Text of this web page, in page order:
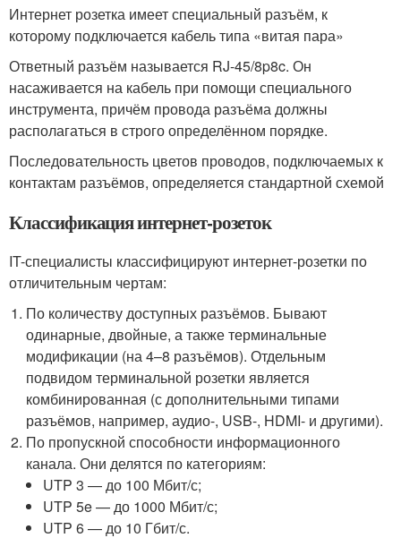
Интернет розетка имеет специальный разъём, к
которому подключается кабель типа «витая пара»
Ответный разъём называется RJ-45/8p8c. Он
насаживается на кабель при помощи специального
инструмента, причём провода разъёма должны
располагаться в строго определённом порядке.
Последовательность цветов проводов, подключаемых к
контактам разъёмов, определяется стандартной схемой
Классификация интернет-розеток
IT-специалисты классифицируют интернет-розетки по
отличительным чертам:
По количеству доступных разъёмов. Бывают
одинарные, двойные, а также терминальные
модификации (на 4–8 разъёмов). Отдельным
подвидом терминальной розетки является
комбинированная (с дополнительными типами
разъёмов, например, аудио-, USB-, HDMI- и другими).
По пропускной способности информационного
канала. Они делятся по категориям:
UTP 3 — до 100 Мбит/с;
UTP 5e — до 1000 Мбит/с;
UTP 6 — до 10 Гбит/с.